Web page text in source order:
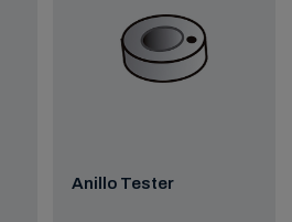
Anillo Tester